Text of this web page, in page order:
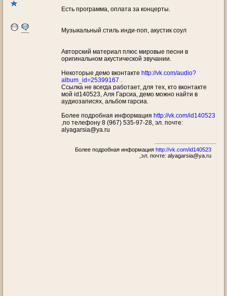
Есть программа, оплата за концерты.
Музыкальный стиль инди-поп, акустик соул
Авторский материал плюс мировые песни в
оригинальном акустической звучании.
Некоторые демо вконтакте http://vk.com/audio?
album_id=25399167 .
Ссылка не всегда работает, для тех, кто вконтакте
мой id140523, Аля Гарсиа, демо можно найти в
аудиозаписях, альбом гарсиа.
Более подробная информация http://vk.com/id140523
,по телефону 8 (967) 535-97-28, эл. почте:
alyagarsia@ya.ru
Более подробная информация http://vk.com/id140523
,эл. почте: alyagarsia@ya.ru